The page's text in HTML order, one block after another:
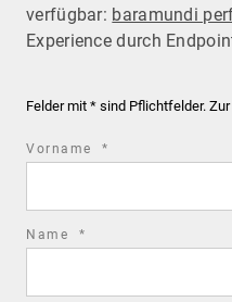
verfügbar: baramundi
Experience durch
Felder mit * sind Pflichtfelder. Zur
Vorname *
Name *